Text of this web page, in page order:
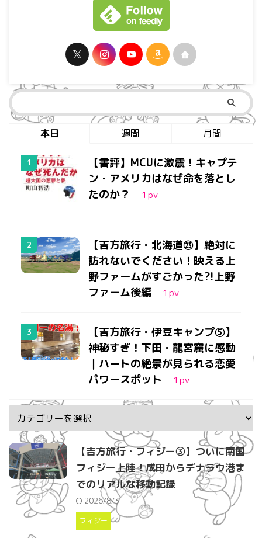
本日 週間 月間
【書評】MCUに激震！キャプテ
ン・アメリカはなぜ命を落とし
たのか？
1 pv
【吉方旅行・北海道㉓】絶対に
訪れないでください！映える上
野ファームがすごかった?!上野
ファーム後編
1 pv
【吉方旅行・伊豆キャンプ⑤】
神秘すぎ！下田・龍宮窟に感動
｜ハートの絶景が見られる恋愛
パワースポット
1 pv
【吉方旅行・フィジー③】ついに南国
フィジー上陸！成田からデナラウ港ま
でのリアルな移動記録
2026/8/3
フィジー